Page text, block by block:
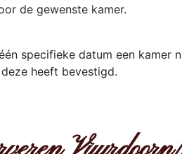
de gewenste kamer.
specifieke datum een kamer
heeft bevestigd.